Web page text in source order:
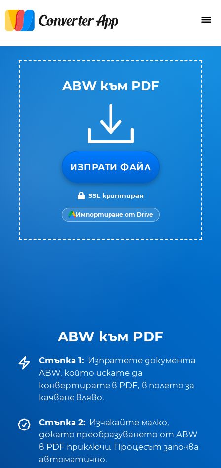
ABW към PDF
Стъпка 1: Изпратете документа
ABW, който искате да
конвертирате в PDF, в полето за
качване вляво.
Стъпка 2: Изчакайте малко,
докато преобразуването от ABW
в PDF приключи. Процесът започва
автоматично.
ABW към PDF
ИЗПРАТИ ФАЙЛ
SSL криптиран
Импортиране от Drive